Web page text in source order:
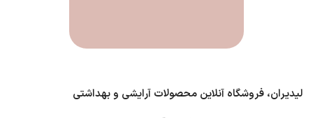
لیدیران، فروشگاه آنلاین محصولات آرایشی و بهداشتی